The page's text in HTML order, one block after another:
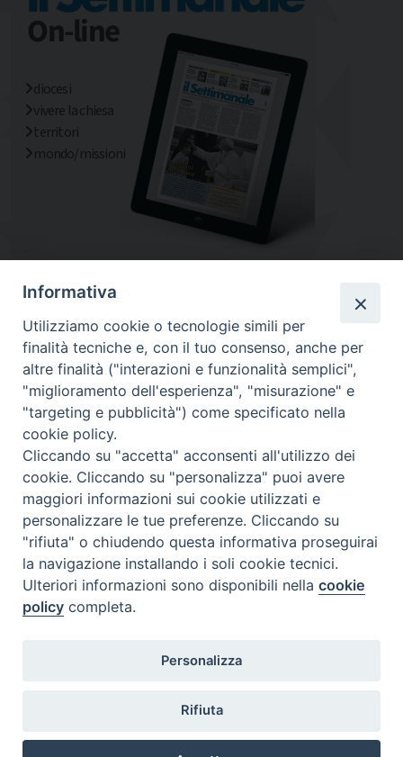
diocesi
vivere la chiesa
territori
mondo/missioni
Diocesi
di Como
Diocesi di Como | piazza Grimoldi, 5
Riproduzione solo con permesso.
Iscriviti alla Newsletter
Informativa
Utilizziamo cookie o tecnologie simili per
finalità tecniche e, con il tuo consenso, anche per
altre finalità ("interazioni e funzionalità semplici",
"miglioramento dell'esperienza", "misurazione" e
"targeting e pubblicità") come specificato nella
cookie policy.
Cliccando su "accetta" acconsenti all'utilizzo dei
cookie. Cliccando su "personalizza" puoi avere
maggiori informazioni sui cookie utilizzati e
personalizzare le tue preferenze. Cliccando su
"rifiuta" o chiudendo questa informativa proseguirai
la navigazione installando i soli cookie tecnici.
Ulteriori informazioni sono disponibili nellacookie
policy completa.
Personalizza
Rifiuta